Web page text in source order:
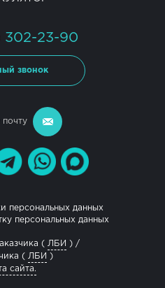
302-23-90
звонок
почту
персональных данных
персональных данных
( ЛБИ
) /
( ЛБИ
)
сайта.